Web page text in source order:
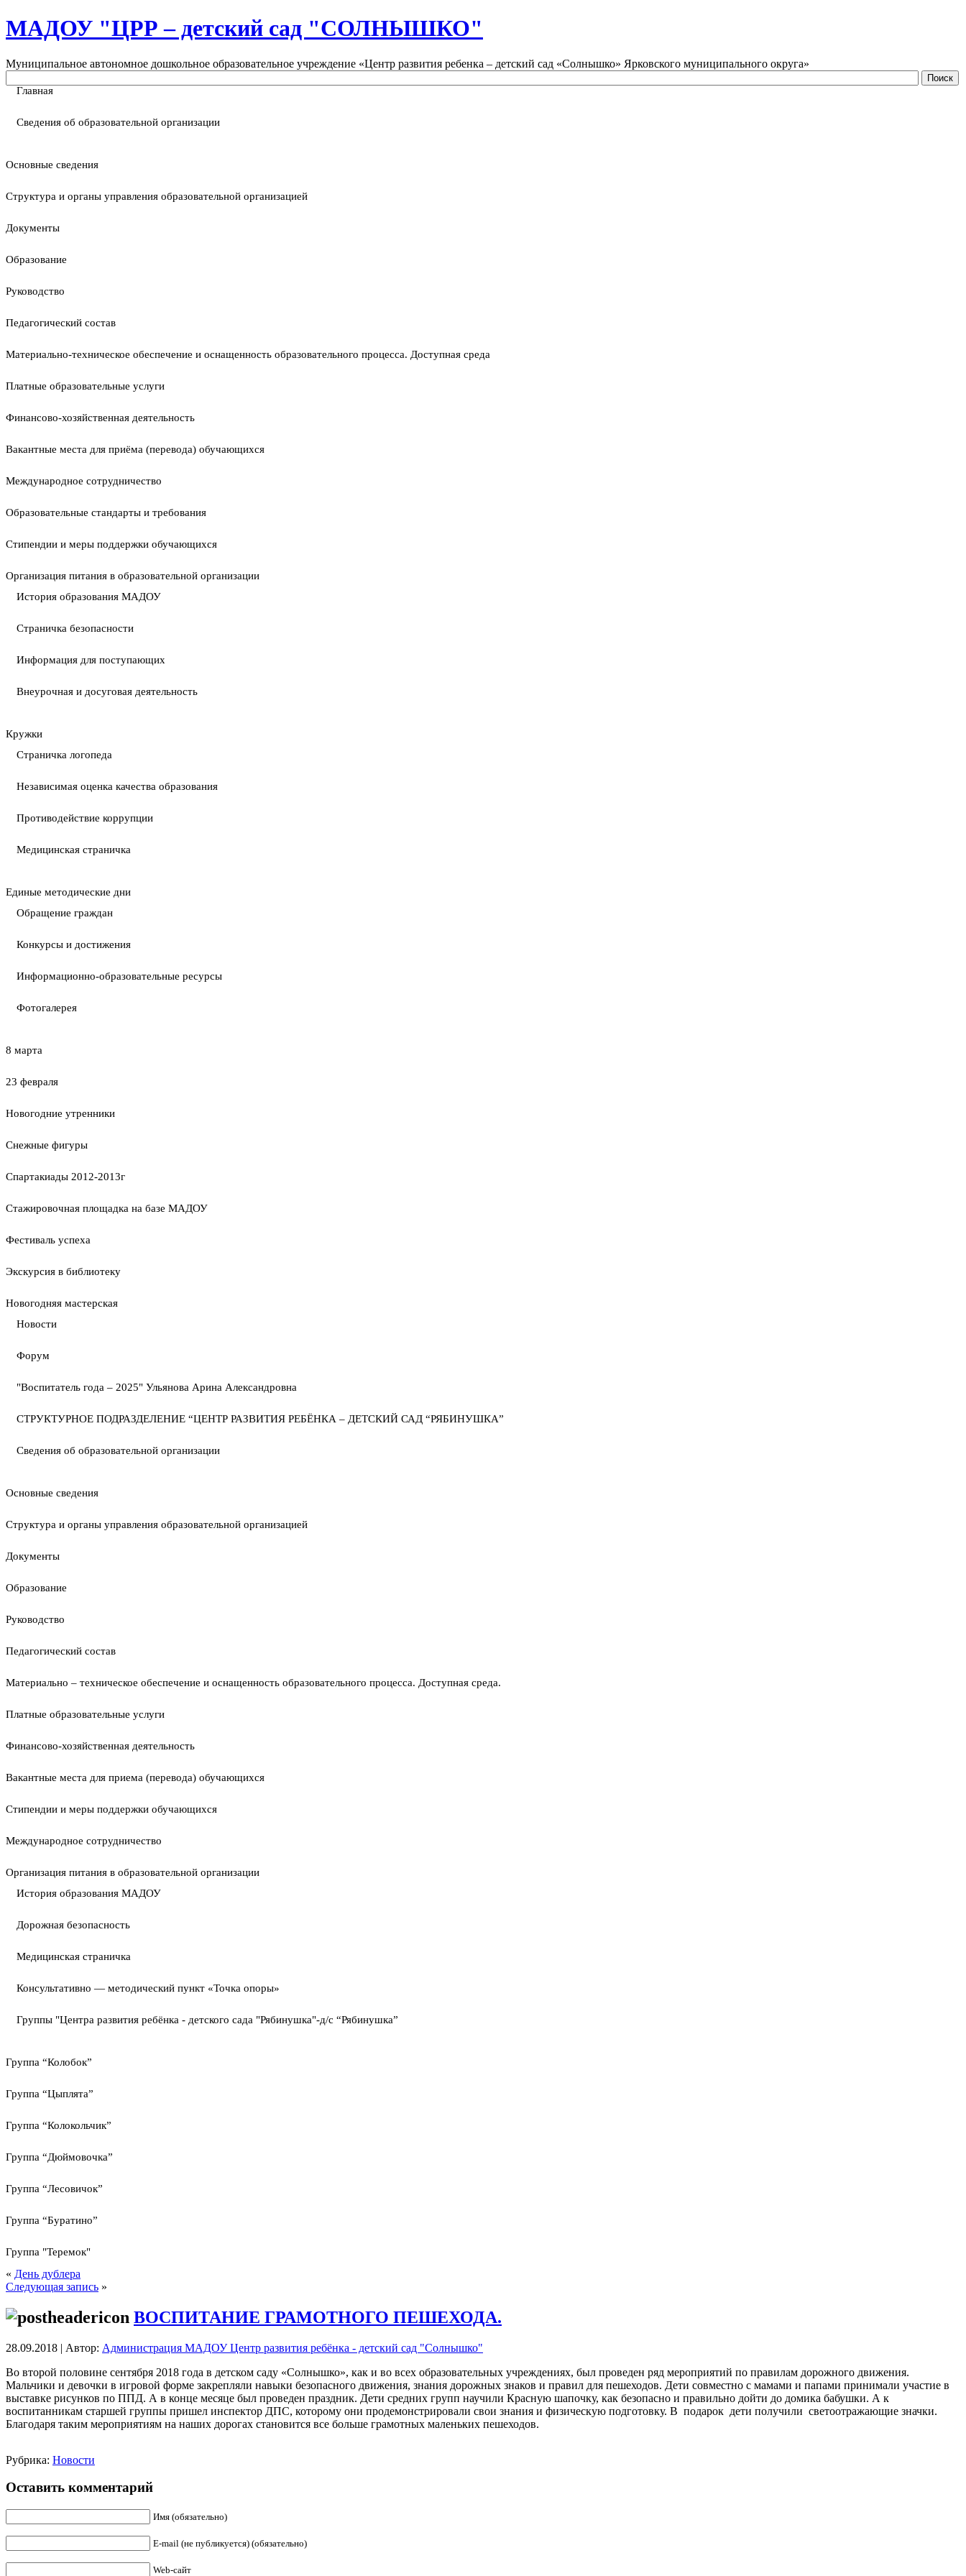
МАДОУ "ЦРР – детский сад "СОЛНЫШКО"
Муниципальное автономное дошкольное образовательное учреждение «Центр развития ребенка – детский сад «Солнышко» Ярковского муниципального округа»
Главная
Сведения об образовательной организации
Основные сведения
Структура и органы управления образовательной организацией
Документы
Образование
Руководство
Педагогический состав
Материально-техническое обеспечение и оснащенность образовательного процесса. Доступная среда
Платные образовательные услуги
Финансово-хозяйственная деятельность
Вакантные места для приёма (перевода) обучающихся
Международное сотрудничество
Образовательные стандарты и требования
Стипендии и меры поддержки обучающихся
Организация питания в образовательной организации
История образования МАДОУ
Страничка безопасности
Информация для поступающих
Внеурочная и досуговая деятельность
Кружки
Страничка логопеда
Независимая оценка качества образования
Противодействие коррупции
Медицинская страничка
Единые методические дни
Обращение граждан
Конкурсы и достижения
Информационно-образовательные ресурсы
Фотогалерея
8 марта
23 февраля
Новогодние утренники
Cнежные фигуры
Спартакиады 2012-2013г
Стажировочная площадка на базе МАДОУ
Фестиваль успеха
Экскурсия в библиотеку
Новогодняя мастерская
Новости
Форум
"Воспитатель года – 2025" Ульянова Арина Александровна
СТРУКТУРНОЕ ПОДРАЗДЕЛЕНИЕ “ЦЕНТР РАЗВИТИЯ РЕБЁНКА – ДЕТСКИЙ САД “РЯБИНУШКА”
Сведения об образовательной организации
Основные сведения
Структура и органы управления образовательной организацией
Документы
Образование
Руководство
Педагогический состав
Материально – техническое обеспечение и оснащенность образовательного процесса. Доступная среда.
Платные образовательные услуги
Финансово-хозяйственная деятельность
Вакантные места для приема (перевода) обучающихся
Стипендии и меры поддержки обучающихся
Международное сотрудничество
Организация питания в образовательной организации
История образования МАДОУ
Дорожная безопасность
Медицинская страничка
Консультативно — методический пункт «Точка опоры»
Группы "Центра развития ребёнка - детского сада "Рябинушка"-д/с “Рябинушка”
Группа “Колобок”
Группа “Цыплята”
Группа “Колокольчик”
Группа “Дюймовочка”
Группа “Лесовичок”
Группа “Буратино”
Группа "Теремок"
« День дублера
Следующая запись »
ВОСПИТАНИЕ ГРАМОТНОГО ПЕШЕХОДА.
28.09.2018 | Автор: Администрация МАДОУ Центр развития ребёнка - детский сад "Солнышко"
Во второй половине сентября 2018 года в детском саду «Солнышко», как и во всех образовательных учреждениях, был проведен ряд мероприятий по правилам дорожного движения.
Мальчики и девочки в игровой форме закрепляли навыки безопасного движения, знания дорожных знаков и правил для пешеходов. Дети совместно с мамами и папами принимали участие в
выставке рисунков по ППД. А в конце месяце был проведен праздник. Дети средних групп научили Красную шапочку, как безопасно и правильно дойти до домика бабушки. А к
воспитанникам старшей группы пришел инспектор ДПС, которому они продемонстрировали свои знания и физическую подготовку. В подарок дети получили светоотражающие значки.
Благодаря таким мероприятиям на наших дорогах становится все больше грамотных маленьких пешеходов.
Рубрика: Новости
Оставить комментарий
Имя (обязательно)
E-mail (не публикуется) (обязательно)
Web-сайт